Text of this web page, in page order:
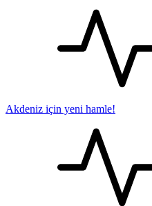
Akdeniz için yeni hamle!